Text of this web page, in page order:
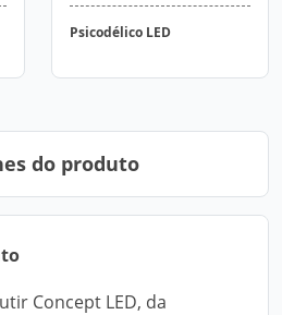
Psicodélico LED
do produto
Concept LED, da